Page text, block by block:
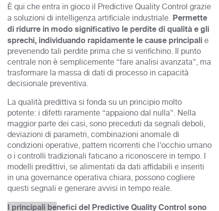
È qui che entra in gioco il Predictive Quality Control grazie
a soluzioni di intelligenza artificiale industriale. Permette
di ridurre in modo significativo le perdite di qualità e gli
sprechi, individuando rapidamente le cause principalie
prevenendo tali perdite prima che si verifichino. Il punto
centrale non è semplicemente “fare analisi avanzata”, ma
trasformare la massa di dati di processo in capacità
decisionale preventiva.
La qualità predittiva si fonda su un principio molto
potente: i difetti raramente “appaiono dal nulla”. Nella
maggior parte dei casi, sono preceduti da segnali deboli,
deviazioni di parametri, combinazioni anomale di
condizioni operative, pattern ricorrenti che l’occhio umano
o i controlli tradizionali faticano a riconoscere in tempo. I
modelli predittivi, se alimentati da dati affidabili e inseriti
in una governance operativa chiara, possono cogliere
questi segnali e generare avvisi in tempo reale.
I principali benefici del Predictive Quality Control sono